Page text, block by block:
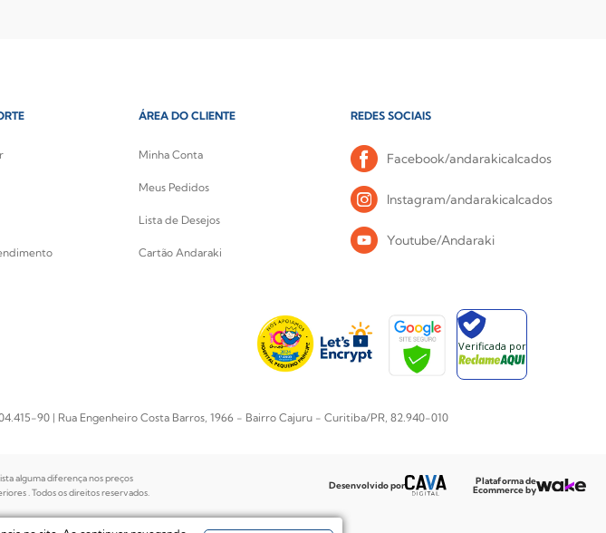
ÁREA DO CLIENTE
Minha Conta
Meus Pedidos
Lista de Desejos
Cartão Andaraki
REDES SOCIAIS
Facebook/andarakicalcados
Instagram/andarakicalcados
Youtube/Andaraki
Verificada por
90 | Rua Engenheiro Costa Barros, 1966 - Bairro Cajuru - Curitiba/PR, 82.940-010
alguma diferença nos preços
. Todos os direitos reservados.
Desenvolvido por Plataforma de
Ecommerce by